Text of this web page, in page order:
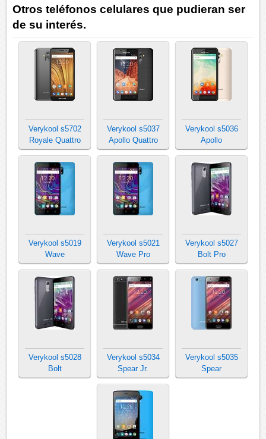
Otros teléfonos celulares que pudieran ser
de su interés.
Verykool s5702
Royale Quattro
Verykool s5037
Apollo Quattro
Verykool s5036
Apollo
Verykool s5019
Wave
Verykool s5021
Wave Pro
Verykool s5027
Bolt Pro
Verykool s5028
Bolt
Verykool s5034
Spear Jr.
Verykool s5035
Spear